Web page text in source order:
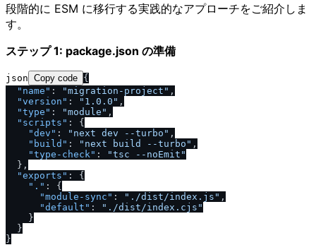
段階的に ESM に移行する実践的なアプローチをご紹介しま
す。
ステップ 1: package.json の準備
json Copy code {
"name" : "migration-project" ,
"version" : "1.0.0" ,
"type" : "module" ,
"scripts" :
{
"dev" : "next dev --turbo" ,
"build" : "next build --turbo" ,
"type-check" :
"tsc --noEmit"
} ,
"exports" :
{
"." :
{
"module-sync" : ". /dist /index.js" ,
"default" : ". /dist /index.cjs"
}
}
}